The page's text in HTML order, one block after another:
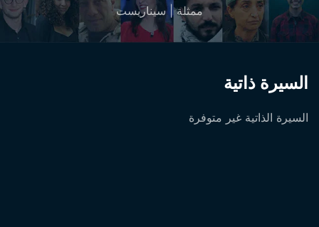
ممثلة | سيناريست
السيرة ذاتية
السيرة الذاتية غير متوفرة